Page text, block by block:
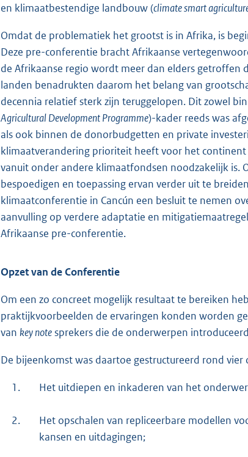
en klimaatbestendige landbouw (climate smart
Omdat de problematiek het grootst is in Afrika, is
Deze pre-conferentie bracht Afrikaanse
de Afrikaanse regio wordt meer dan elders getroffen
landen benadrukten daarom het belang van
decennia relatief sterk zijn teruggelopen. Dit zowel
Agricultural Development Programme)-kader reeds was
als ook binnen de donorbudgetten en private
klimaatverandering prioriteit heeft voor het
vanuit onder andere klimaatfondsen noodzakelijk is.
bespoedigen en toepassing ervan verder uit te
klimaatconferentie in Cancún een besluit te nemen
aanvulling op verdere adaptatie en
Afrikaanse pre-conferentie.
Opzet van de Conferentie
Om een zo concreet mogelijk resultaat te bereiken
praktijkvoorbeelden de ervaringen konden worden
van key notesprekers die de onderwerpen
De bijeenkomst was daartoe gestructureerd rond vier
1. Het uitdiepen en inkaderen van het
2.
Het opschalen van repliceerbare modellen
kansen en uitdagingen;